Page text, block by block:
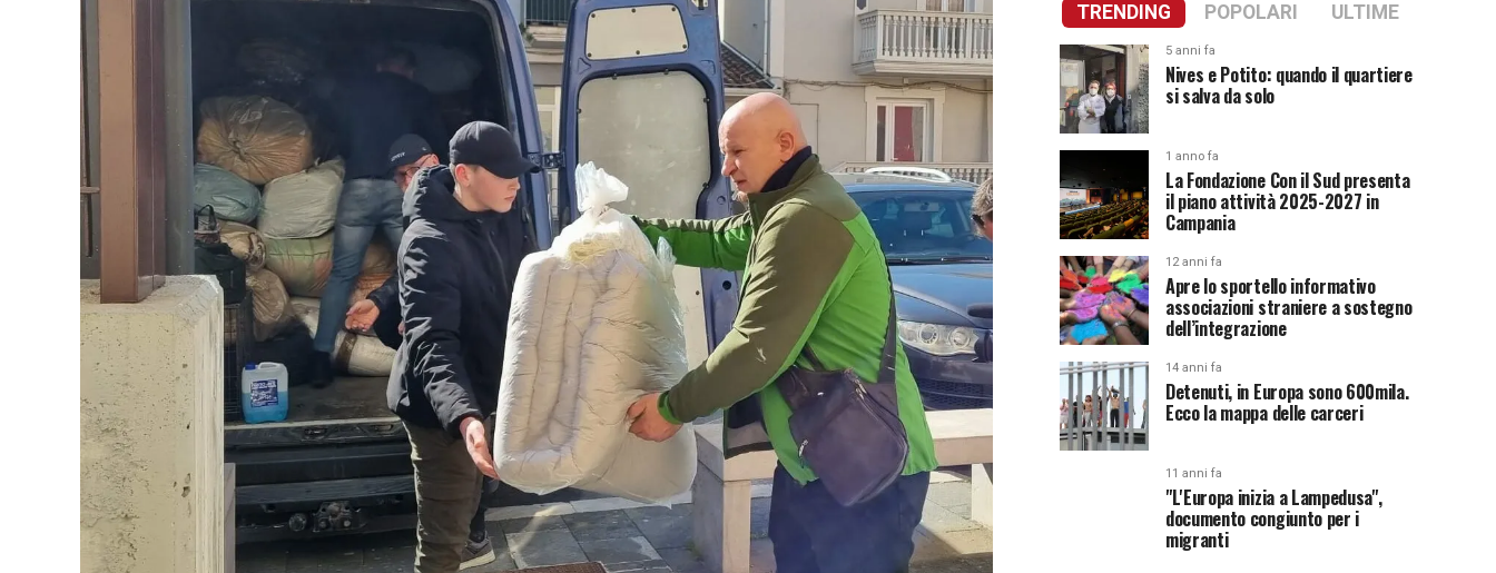
TRENDING POPOLARI ULTIME
5 anni fa
Nives e Potito: quando il quartiere
si salva da solo
1 anno fa
La Fondazione Con il Sud presenta
il piano attività 2025-2027 in
Campania
12 anni fa
Apre lo sportello informativo
associazioni straniere a sostegno
dell’integrazione
14 anni fa
Detenuti, in Europa sono 600mila.
Ecco la mappa delle carceri
11 anni fa
"L'Europa inizia a Lampedusa",
documento congiunto per i
migranti